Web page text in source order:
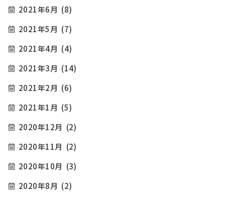
2021年6月 (8)
2021年5月 (7)
2021年4月 (4)
2021年3月 (14)
2021年2月 (6)
2021年1月 (5)
2020年12月 (2)
2020年11月 (2)
2020年10月 (3)
2020年8月 (2)